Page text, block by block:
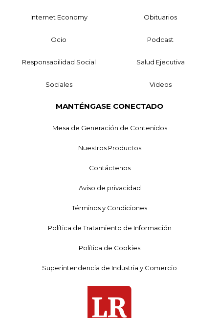
Internet Economy Obituarios
Ocio Podcast
Responsabilidad Social Salud Ejecutiva
Sociales Videos
MANTÉNGASE CONECTADO
Mesa de Generación de Contenidos
Nuestros Productos
Contáctenos
Aviso de privacidad
Términos y Condiciones
Política de Tratamiento de Información
Política de Cookies
Superintendencia de Industria y Comercio